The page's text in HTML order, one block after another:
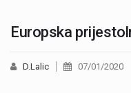
Europska
D.Lalic 07/01/2020